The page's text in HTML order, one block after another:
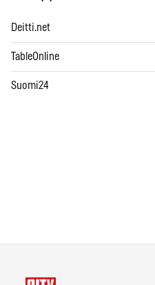
Deitti.net
TableOnline
Suomi24